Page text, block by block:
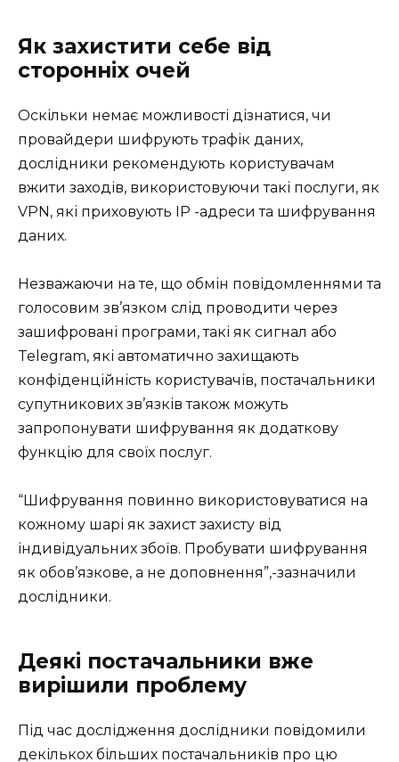
Як захистити себе від
сторонніх очей
Оскільки немає можливості дізнатися, чи
провайдери шифрують трафік даних,
дослідники рекомендують користувачам
вжити заходів, використовуючи такі послуги, як
VPN, які приховують IP -адреси та шифрування
даних.
Незважаючи на те, що обмін повідомленнями та
голосовим зв’язком слід проводити через
зашифровані програми, такі як сигнал або
Telegram, які автоматично захищають
конфіденційність користувачів, постачальники
супутникових зв’язків також можуть
запропонувати шифрування як додаткову
функцію для своїх послуг.
“Шифрування повинно використовуватися на
кожному шарі як захист захисту від
індивідуальних збоїв. Пробувати шифрування
як обов’язкове, а не доповнення”,-зазначили
дослідники.
Деякі постачальники вже
вирішили проблему
Під час дослідження дослідники повідомили
декількох більших постачальників про цю